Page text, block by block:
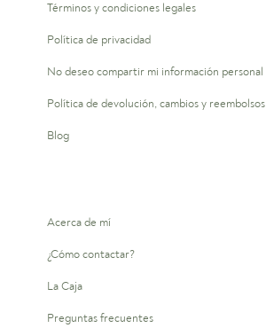
Términos y condiciones legales
Política de privacidad
No deseo compartir mi información personal
Política de devolución, cambios y reembolsos
Blog
Acerca de mí
¿Cómo contactar?
La Caja
Preguntas frecuentes